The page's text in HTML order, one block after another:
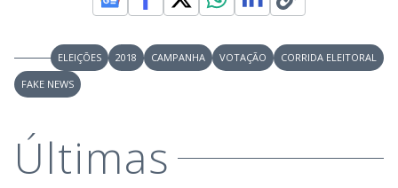
ELEIÇÕES 2018 CAMPANHA VOTAÇÃO
CORRIDA ELEITORAL
FAKE NEWS
Últimas